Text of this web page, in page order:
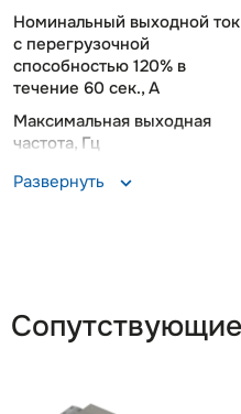
Номинальный выходной ток
c перегрузочной
способностью 120% в
течение 60 сек., A
Максимальная выходная
частота, Гц
Максимальный ток
двигателя (в течение 1 мин),
выходов, шт.
Развернуть